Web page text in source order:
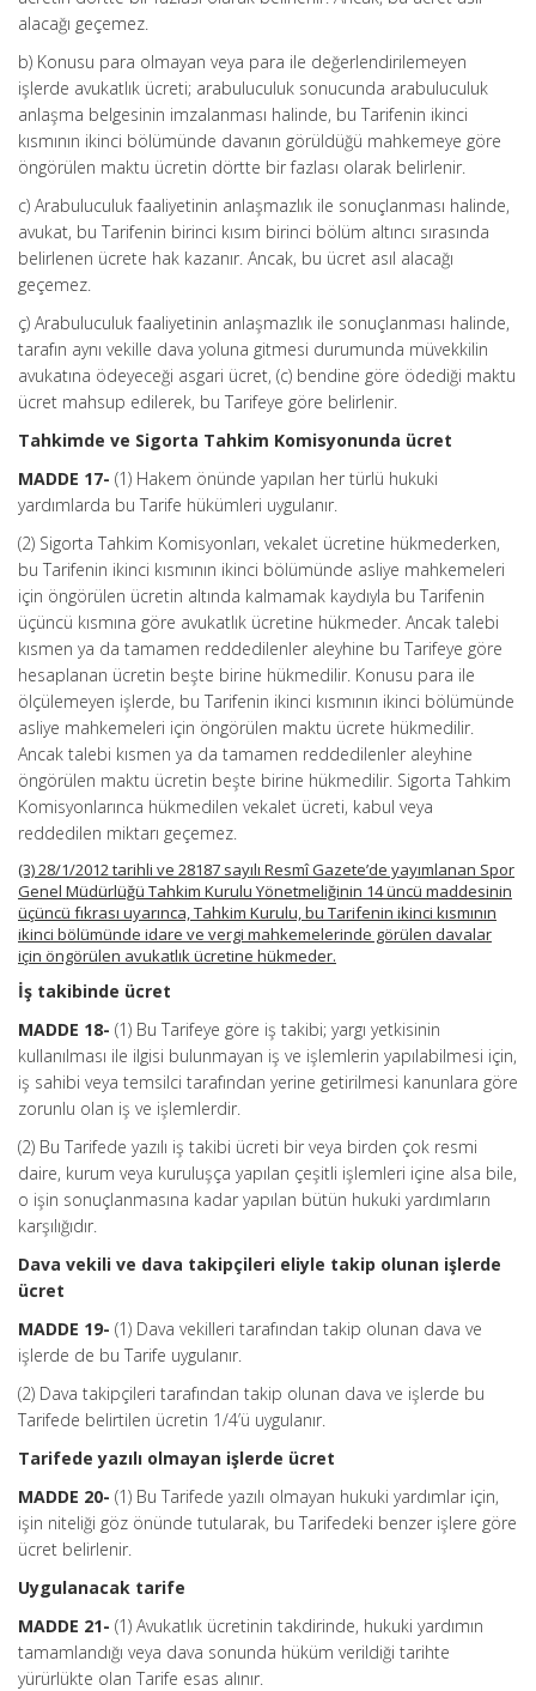
alacağı geçemez.
b) Konusu para olmayan veya para ile değerlendirilemeyen
işlerde avukatlık ücreti; arabuluculuk sonucunda arabuluculuk
anlaşma belgesinin imzalanması halinde, bu Tarifenin ikinci
kısmının ikinci bölümünde davanın görüldüğü mahkemeye göre
öngörülen maktu ücretin dörtte bir fazlası olarak belirlenir.
c) Arabuluculuk faaliyetinin anlaşmazlık ile sonuçlanması halinde,
avukat, bu Tarifenin birinci kısım birinci bölüm altıncı sırasında
belirlenen ücrete hak kazanır. Ancak, bu ücret asıl alacağı
geçemez.
ç) Arabuluculuk faaliyetinin anlaşmazlık ile sonuçlanması halinde,
tarafın aynı vekille dava yoluna gitmesi durumunda müvekkilin
avukatına ödeyeceği asgari ücret, (c) bendine göre ödediği maktu
ücret mahsup edilerek, bu Tarifeye göre belirlenir.
Tahkimde ve Sigorta Tahkim Komisyonunda ücret
MADDE 17- (1) Hakem önünde yapılan her türlü hukuki
yardımlarda bu Tarife hükümleri uygulanır.
(2) Sigorta Tahkim Komisyonları, vekalet ücretine hükmederken,
bu Tarifenin ikinci kısmının ikinci bölümünde asliye mahkemeleri
için öngörülen ücretin altında kalmamak kaydıyla bu Tarifenin
üçüncü kısmına göre avukatlık ücretine hükmeder. Ancak talebi
kısmen ya da tamamen reddedilenler aleyhine bu Tarifeye göre
hesaplanan ücretin beşte birine hükmedilir. Konusu para ile
ölçülemeyen işlerde, bu Tarifenin ikinci kısmının ikinci bölümünde
asliye mahkemeleri için öngörülen maktu ücrete hükmedilir.
Ancak talebi kısmen ya da tamamen reddedilenler aleyhine
öngörülen maktu ücretin beşte birine hükmedilir. Sigorta Tahkim
Komisyonlarınca hükmedilen vekalet ücreti, kabul veya
reddedilen miktarı geçemez.
(3) 28/1/2012 tarihli ve 28187 sayılı Resmî Gazete’de yayımlanan Spor
Genel Müdürlüğü Tahkim Kurulu Yönetmeliğinin 14 üncü maddesinin
üçüncü fıkrası uyarınca, Tahkim Kurulu, bu Tarifenin ikinci kısmının
ikinci bölümünde idare ve vergi mahkemelerinde görülen davalar
için öngörülen avukatlık ücretine hükmeder.
İş takibinde ücret
MADDE 18- (1) Bu Tarifeye göre iş takibi; yargı yetkisinin
kullanılması ile ilgisi bulunmayan iş ve işlemlerin yapılabilmesi için,
iş sahibi veya temsilci tarafından yerine getirilmesi kanunlara göre
zorunlu olan iş ve işlemlerdir.
(2) Bu Tarifede yazılı iş takibi ücreti bir veya birden çok resmi
daire, kurum veya kuruluşça yapılan çeşitli işlemleri içine alsa bile,
o işin sonuçlanmasına kadar yapılan bütün hukuki yardımların
karşılığıdır.
Dava vekili ve dava takipçileri eliyle takip olunan işlerde
ücret
MADDE 19- (1) Dava vekilleri tarafından takip olunan dava ve
işlerde de bu Tarife uygulanır.
(2) Dava takipçileri tarafından takip olunan dava ve işlerde bu
Tarifede belirtilen ücretin 1/4’ü uygulanır.
Tarifede yazılı olmayan işlerde ücret
MADDE 20- (1) Bu Tarifede yazılı olmayan hukuki yardımlar için,
işin niteliği göz önünde tutularak, bu Tarifedeki benzer işlere göre
ücret belirlenir.
Uygulanacak tarife
MADDE 21- (1) Avukatlık ücretinin takdirinde, hukuki yardımın
tamamlandığı veya dava sonunda hüküm verildiği tarihte
yürürlükte olan Tarife esas alınır.